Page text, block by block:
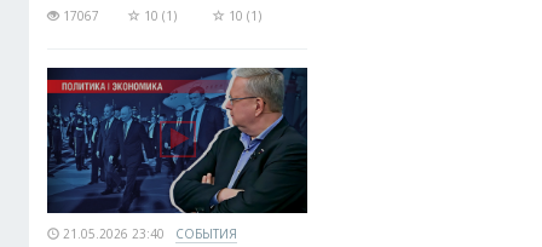
17067
10 (1) 10 (1)
21.05.2026 23:40 СОБЫТИЯ